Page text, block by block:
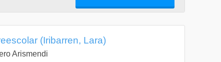
(Iribarren, Lara)
Arismendi